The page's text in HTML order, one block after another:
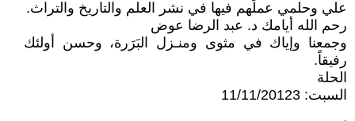
علي وحلمي عملَهم فيها في نشر العلم والتاريخ والتراث.
رحم الله أيامك د. عبد الرضا عوض
وجمعنا وإياك في مثوى ومنـزل البَرَرة، وحسن أولئك
رفيقاً.
الحلة
السبت: 11/11/20123